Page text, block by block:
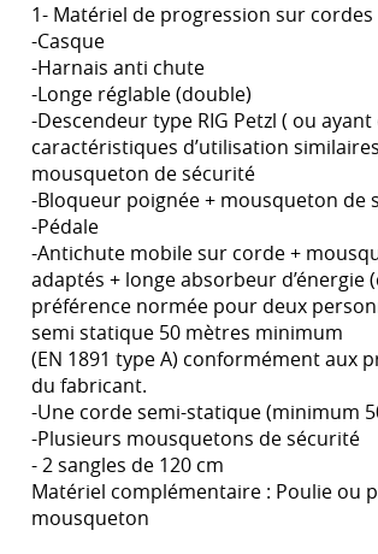
1- Matériel de progression sur cordes
-Casque
-Harnais anti chute
-Longe réglable (double)
-Descendeur type RIG Petzl ( ou ayant
caractéristiques d’utilisation
mousqueton de sécurité
-Bloqueur poignée + mousqueton de
-Pédale
-Antichute mobile sur corde +
adaptés + longe absorbeur d’énergie
préférence normée pour deux
semi statique 50 mètres minimum
(EN 1891 type A) conformément aux
du fabricant.
-Une corde semi-statique (minimum
-Plusieurs mousquetons de sécurité
- 2 sangles de 120 cm
Matériel complémentaire : Poulie ou
mousqueton